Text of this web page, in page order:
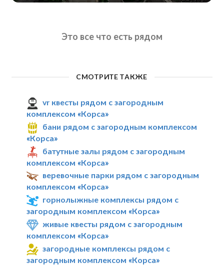
Это все что есть рядом
СМОТРИТЕ ТАКЖЕ
vr квесты рядом с загородным
комплексом «Корса»
бани рядом с загородным комплексом
«Корса»
батутные залы рядом с загородным
комплексом «Корса»
веревочные парки рядом с загородным
комплексом «Корса»
горнолыжные комплексы рядом с
загородным комплексом «Корса»
живые квесты рядом с загородным
комплексом «Корса»
загородные комплексы рядом с
загородным комплексом «Корса»